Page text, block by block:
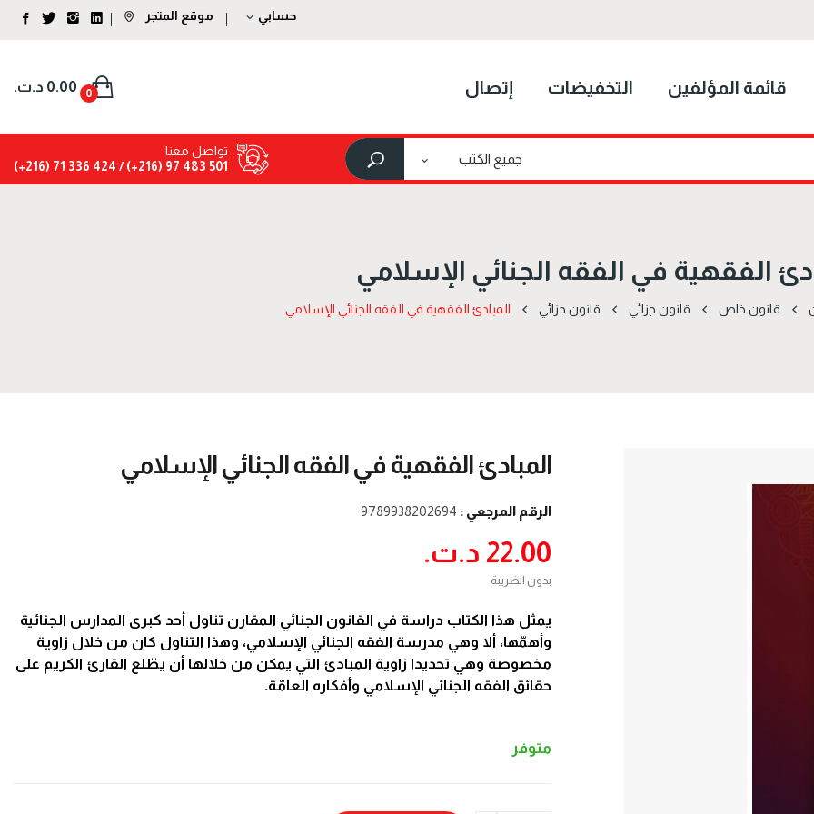
حسابي expand_more موقع المتجر
قائمة المؤلفين التخفيضات إتصال 0 0.00 د.ت.‏
تواصل معنا
501 483 97 (216+) /
424 336 71 (216+)
الفقهية في الفقه الجنائي الإسلامي
قانون خاص قانون جزائي قانون جزائي المبادئ الفقهية في الفقه الجنائي الإسلامي
المبادئ الفقهية في الفقه الجنائي الإسلامي
الرقم المرجعي : 9789938202694
22.00 د.ت.‏
بدون الضريبة
يمثل هذا الكتاب دراسة في القانون الجنائي المقارن تناول أحد كبرى المدارس الجنائية
وأهمّها، ألا وهي مدرسة الفقه الجنائي الإسلامي، وهذا التناول كان من خلال زاوية
مخصوصة وهي تحديدا زاوية المبادئ التي يمكن من خلالها أن يطّلع القارئ الكريم على
حقائق الفقه الجنائي الإسلامي وأفكاره العامّة.
متوفر